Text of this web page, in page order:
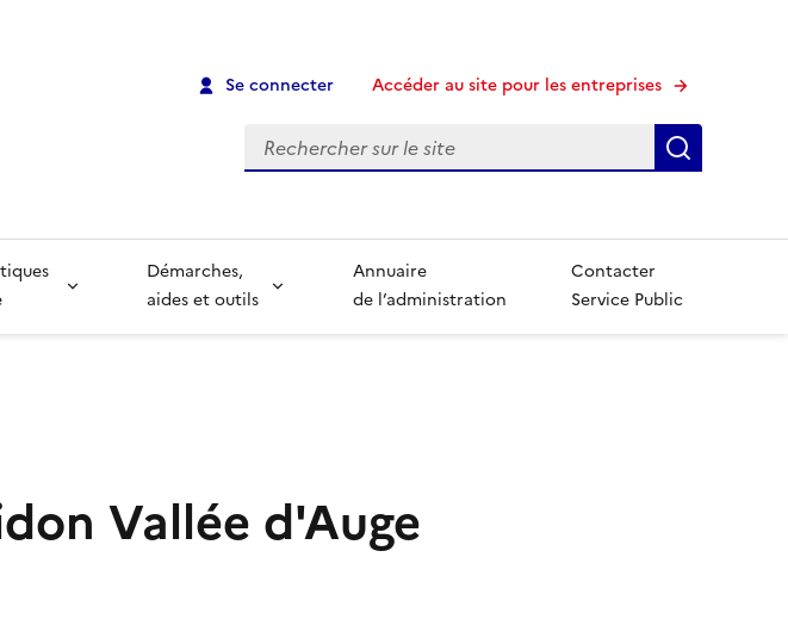
Se connecter Accéder au site pour les entreprises
Recherche
Démarches,
aides et outils
Annuaire
de l’administration
Contacter
Service Public
Vallée d'Auge